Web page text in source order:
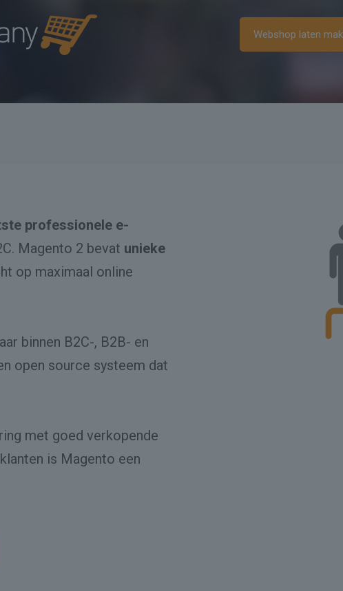
Webshop laten
professionele e-
Magento 2 bevat unieke
op maximaal online
binnen B2C-, B2B- en
open source systeem dat
met goed verkopende
is Magento een